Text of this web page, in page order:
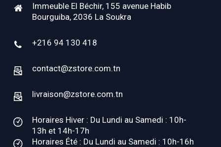
Immeuble El Béchir, 155 avenue Habib
Bourguiba, 2036 La Soukra
+216 94 130 418
contact@zstore.com.tn
livraison@zstore.com.tn
Horaires Hiver : Du Lundi au Samedi : 10h-
13h et 14h-17h
Horaires Été : Du Lundi au Samedi : 10h-16h